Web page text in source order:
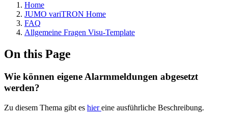
Home
JUMO variTRON Home
FAQ
Allgemeine Fragen Visu-Template
On this Page
Wie können eigene Alarmmeldungen abgesetzt
werden?
Zu diesem Thema gibt es hiereine ausführliche Beschreibung.